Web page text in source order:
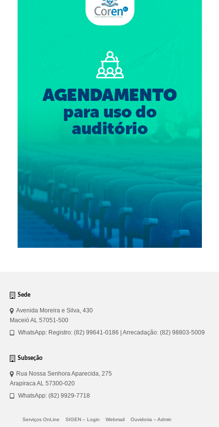
Sede
Avenida Moreira e Silva, 430
Maceió AL 57051-500
WhatsApp: Registro: (82) 99641-0186 | Arrecadação: (82) 98803-5009
Subseção
Rua Nossa Senhora Aparecida, 275
Arapiraca AL 57300-020
WhatsApp: (82) 9929-7718
Serviços OnLine SIGEN – Login Webmail Ouvidoria – Admin